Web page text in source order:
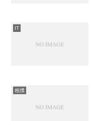
IT
相撲